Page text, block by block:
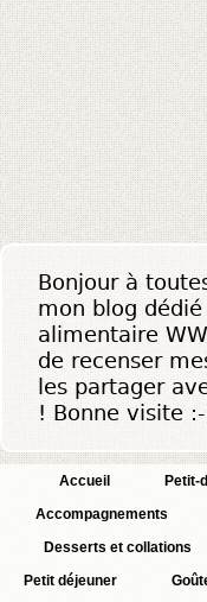
Bonjour à
mon blog
alimentaire
de recenser
les partager
! Bonne visite
Accueil Petit-
Accompagnements
Desserts et collations
Petit déjeuner